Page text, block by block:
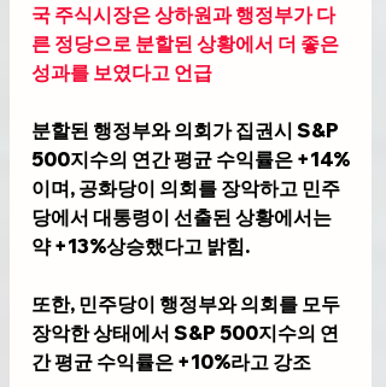
국 주식시장은 상하원과 행정부가 다
른 정당으로 분할된 상황에서 더 좋은
성과를 보였다고 언급
분할된 행정부와 의회가 집권시 S&P
500지수의 연간 평균 수익률은 +14%
이며, 공화당이 의회를 장악하고 민주
당에서 대통령이 선출된 상황에서는
약 +13%상승했다고 밝힘.
또한, 민주당이 행정부와 의회를 모두
장악한 상태에서 S&P 500지수의 연
간 평균 수익률은 +10%라고 강조